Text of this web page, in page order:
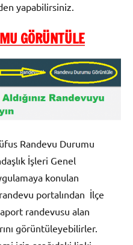
yapabilirsiniz.
GÖRÜNTÜLE
Randevu Durumu
İşleri Genel
konulan
portalından İlçe
randevusu alan
görüntüleyebilirler.